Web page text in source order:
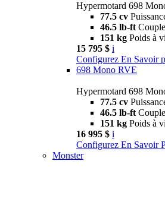
Hypermotard 698
77.5 cv
46.5 lb-ft Couple
151 kg Poids à
15 795 $ i
Configurez En Savoir
698 Mono RVE
Hypermotard 698
77.5 cv
46.5 lb-ft Couple
151 kg Poids à
16 995 $ i
Configurez En Savoir
Monster